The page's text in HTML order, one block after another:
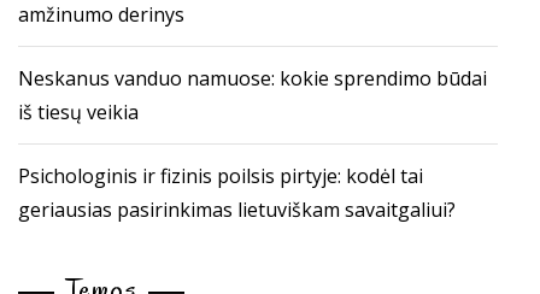
amžinumo derinys
Neskanus vanduo namuose: kokie sprendimo būdai
iš tiesų veikia
Psichologinis ir fizinis poilsis pirtyje: kodėl tai
geriausias pasirinkimas lietuviškam savaitgaliui?